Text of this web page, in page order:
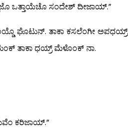
ಒತ್ತಾಯೆಚೊ ಸಂದೇಶ್ ದೀಜಾಯ್.”
ಘೊಟುನ್. ತಾಕಾ ಕಸಲೆಂಗೀ ಅಪಧಯ್ರ್
ತಾಕಾ ಧಯ್ರ್ ಮೆಳೊಂಕ್ ನಾ.
ಕರಿಜಾಯ್.”